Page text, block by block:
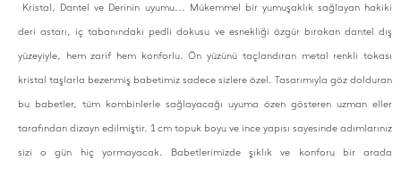
Kristal, Dantel ve Derinin uyumu... Mükemmel bir yumuşaklık sağlayan hakiki
deri astarı, iç tabanındaki pedli dokusu ve esnekliği özgür bırakan dantel dış
yüzeyiyle, hem zarif hem konforlu. Ön yüzünü taçlandıran metal renkli tokası
kristal taşlarla bezenmiş babetimiz sadece sizlere özel. Tasarımıyla göz dolduran
bu babetler, tüm kombinlerle sağlayacağı uyuma özen gösteren uzman eller
tarafından dizayn edilmiştir. 1 cm topuk boyu ve ince yapısı sayesinde adımlarınız
sizi o gün hiç yormayacak. Babetlerimizde şıklık ve konforu bir arada